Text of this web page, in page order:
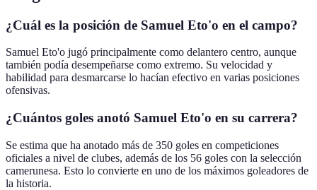
¿Cuál es la posición de Samuel Eto'o en el campo?
Samuel Eto'o jugó principalmente como delantero centro, aunque
también podía desempeñarse como extremo. Su velocidad y
habilidad para desmarcarse lo hacían efectivo en varias posiciones
ofensivas.
¿Cuántos goles anotó Samuel Eto'o en su carrera?
Se estima que ha anotado más de 350 goles en competiciones
oficiales a nivel de clubes, además de los 56 goles con la selección
camerunesa. Esto lo convierte en uno de los máximos goleadores de
la historia.